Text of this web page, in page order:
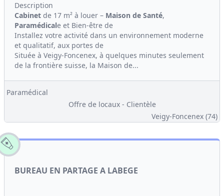
Description
Cabinet de 17 m² à louer – Maison de Santé,
Paramédicale et Bien-être de
Installez votre activité dans un environnement moderne
et qualitatif, aux portes de
Située à Veigy-Foncenex, à quelques minutes seulement
de la frontière suisse, la Maison de...
Paramédical
Offre de locaux - Clientèle
Veigy-Foncenex (74)
BUREAU EN PARTAGE A LABEGE